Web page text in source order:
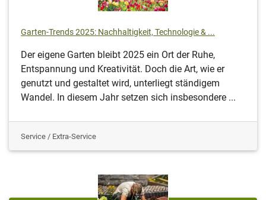
Garten-Trends 2025: Nachhaltigkeit, Technologie & ...
Der eigene Garten bleibt 2025 ein Ort der Ruhe,
Entspannung und Kreativität. Doch die Art, wie er
genutzt und gestaltet wird, unterliegt ständigem
Wandel. In diesem Jahr setzen sich insbesondere ...
Service / Extra-Service